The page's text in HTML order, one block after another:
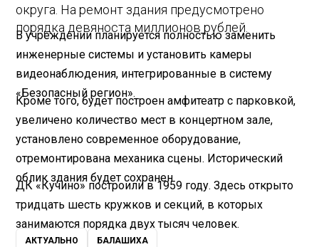
округа. На ремонт здания предусмотрено
порядка девяноста миллионов рублей.
В учреждении планируется полностью заменить
инженерные системы и установить камеры
видеонаблюдения, интегрированные в систему
«Безопасный регион».
Кроме того, будет построен амфитеатр с парковкой,
увеличено количество мест в концертном зале,
установлено современное оборудование,
отремонтирована механика сцены. Исторический
облик здания будет сохранен.
ДК «Кучино» построили в 1959 году. Здесь открыто
тридцать шесть кружков и секций, в которых
занимаются порядка двух тысяч человек.
АКТУАЛЬНО БАЛАШИХА